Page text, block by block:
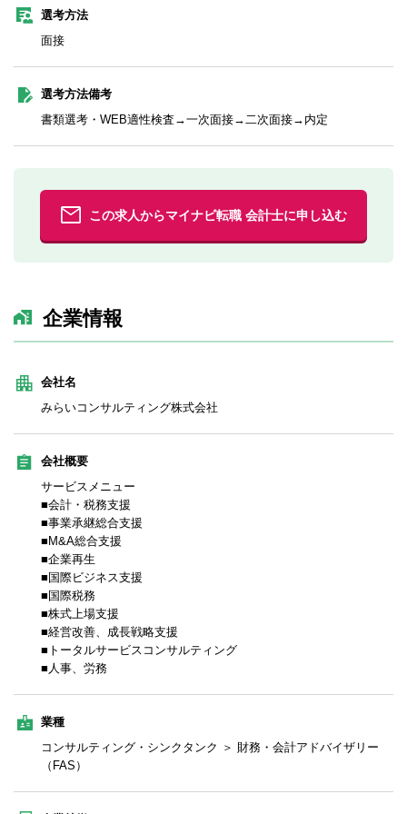
選考方法
面接
選考方法備考
書類選考・WEB適性検査→一次面接→二次面接→内定
この求人からマイナビ転職 会計士に申し込む
企業情報
会社名
みらいコンサルティング株式会社
会社概要
サービスメニュー
■会計・税務支援
■事業承継総合支援
■M&A総合支援
■企業再生
■国際ビジネス支援
■国際税務
■株式上場支援
■経営改善、成長戦略支援
■トータルサービスコンサルティング
■人事、労務
業種
コンサルティング・シンクタンク ＞ 財務・会計アドバイザリー
（FAS）